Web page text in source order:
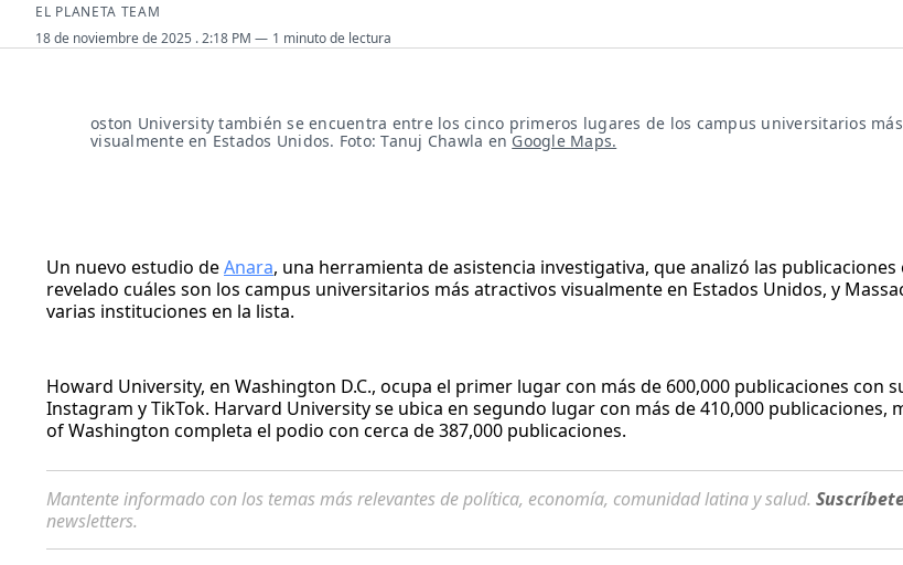
EL PLANETA TEAM
18 de noviembre de 2025 . 2:18 PM 1 minuto de lectura
oston University también se encuentra entre los cinco primeros lugares de los campus universitarios
visualmente en Estados Unidos. Foto: Tanuj Chawla en Google Maps.
Un nuevo estudio deAnara, una herramienta de asistencia investigativa, que analizó las publicaciones
revelado cuáles son los campus universitarios más atractivos visualmente en Estados Unidos, y
varias instituciones en la lista.
Howard University, en Washington D.C., ocupa el primer lugar con más de 600,000 publicaciones con
Instagram y TikTok. Harvard University se ubica en segundo lugar con más de 410,000 publicaciones,
of Washington completa el podio con cerca de 387,000 publicaciones.
Mantente informado con los temas más relevantes de política, economía, comunidad latina y salud.
newsletters.